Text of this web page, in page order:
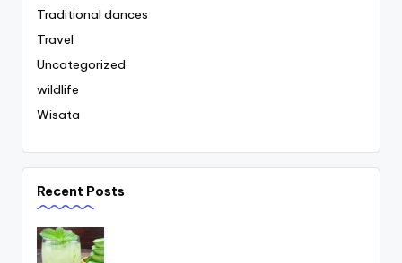
Traditional dances
Travel
Uncategorized
wildlife
Wisata
Recent Posts